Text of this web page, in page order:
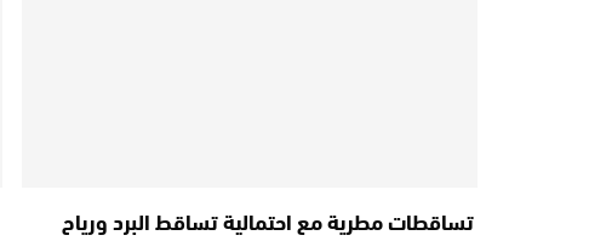
تساقطات مطرية مع احتمالية تساقط البرد ورياح